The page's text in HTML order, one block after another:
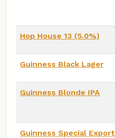
Hop House 13 (5.0%)
Guinness Black Lager
Guinness Blonde IPA
Guinness Special Export